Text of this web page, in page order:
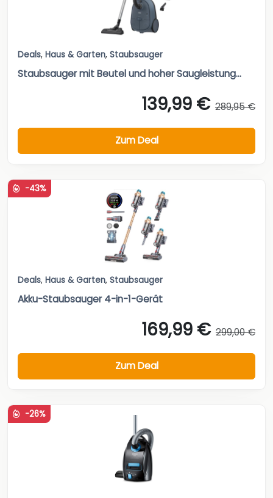
Deals, Haus & Garten, Staubsauger
Staubsauger mit Beutel und hoher Saugleistung...
139,99 € 289,95 €
Zum Deal
-43%
Deals, Haus & Garten, Staubsauger
Akku-Staubsauger 4-in-1-Gerät
169,99 € 299,00 €
Zum Deal
-26%